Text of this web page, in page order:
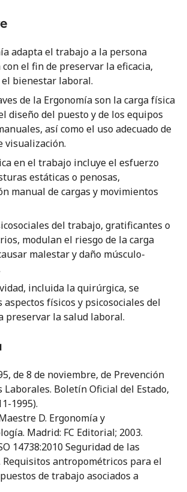
adapta el trabajo a la persona
el fin de preservar la eficacia,
bienestar laboral.
de la Ergonomía son la carga física
diseño del puesto y de los equipos
así como el uso adecuado de
visualización.
en el trabajo incluye el esfuerzo
estáticas o penosas,
manual de cargas y movimientos
del trabajo, gratificantes o
modulan el riesgo de la carga
malestar y daño músculo-
incluida la quirúrgica, se
aspectos físicos y psicosociales del
preservar la salud laboral.
de 8 de noviembre, de Prevención
Laborales. Boletín Oficial del Estado,
1995).
D. Ergonomía y
Madrid: FC Editorial; 2003.
14738:2010 Seguridad de las
Requisitos antropométricos para el
de trabajo asociados a